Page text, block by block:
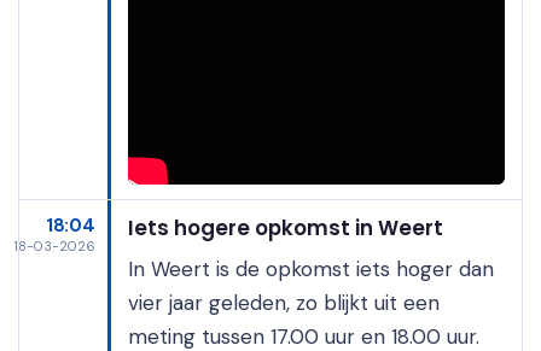
18:04
18-03-2026
Iets hogere opkomst in Weert
In Weert is de opkomst iets hoger dan
vier jaar geleden, zo blijkt uit een
meting tussen 17.00 uur en 18.00 uur.